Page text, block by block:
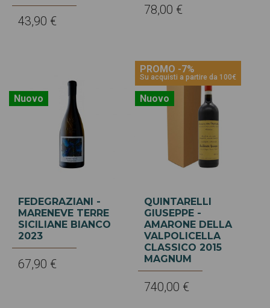
43,90 €
78,00 €
Nuovo
FEDEGRAZIANI -
MARENEVE TERRE
SICILIANE BIANCO
2023
67,90 €
Nuovo
QUINTARELLI
GIUSEPPE -
AMARONE DELLA
VALPOLICELLA
CLASSICO 2015
MAGNUM
740,00 €
PROMO -7%
Su acquisti a partire da 100€